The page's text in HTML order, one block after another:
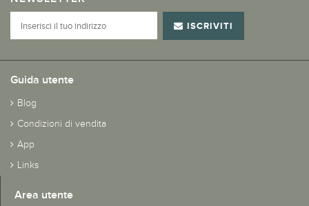
ISCRIVITI
Guida utente
Blog
Condizioni di vendita
App
Links
Area utente